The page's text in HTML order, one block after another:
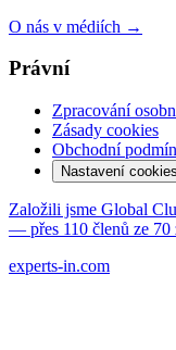
O nás v médiích →
Právní
Zpracování
Zásady cookies
Obchodní
Nastavení cookies
Založili jsme Global
— přes 110 členů ze 70
experts-in.com